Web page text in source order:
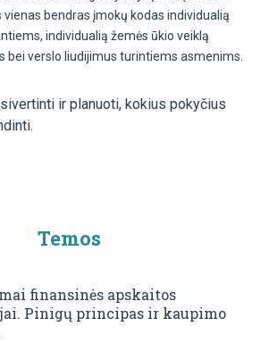
bendras įmokų kodas individualią
individualią žemės ūkio veiklą
bei verslo liudijimus turintiems asmenims.
ir planuoti, kokius pokyčius
Temos
finansinės apskaitos
Pinigų principas ir kaupimo